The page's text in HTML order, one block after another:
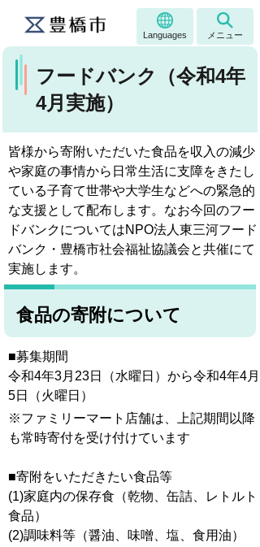
Languages メニュー
フードバンク（令和4年
4月実施）
皆様から寄附いただいた食品を収入の減少
や家庭の事情から日常生活に支障をきたし
ている子育て世帯や大学生などへの緊急的
な支援として配布します。なお今回のフー
ドバンクについてはNPO法人東三河フード
バンク・豊橋市社会福祉協議会と共催にて
実施します。
食品の寄附について
■募集期間
令和4年3月23日（水曜日）から令和4年4月
5日（火曜日）
※ファミリーマート店舗は、上記期間以降
も常時寄付を受け付けています
■寄附をいただきたい食品等
(1)家庭内の保存食（乾物、缶詰、レトルト
食品）
(2)調味料等（醤油、味噌、塩、食用油）